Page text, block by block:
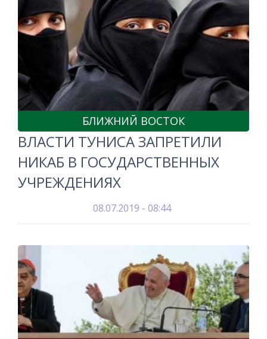
БЛИЖНИЙ ВОСТОК
ВЛАСТИ ТУНИСА ЗАПРЕТИЛИ
НИКАБ В ГОСУДАРСТВЕННЫХ
УЧРЕЖДЕНИЯХ
08.07.2019 - 08:44